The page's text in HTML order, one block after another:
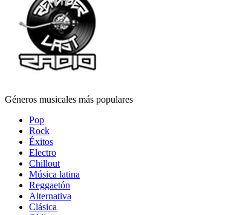
Géneros musicales más populares
Pop
Rock
Éxitos
Electro
Chillout
Música latina
Reggaetón
Alternativa
Clásica